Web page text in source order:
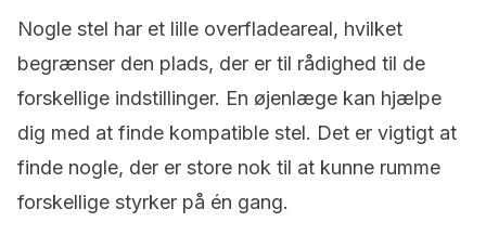
Nogle stel har et lille overfladeareal, hvilket
begrænser den plads, der er til rådighed til de
forskellige indstillinger. En øjenlæge kan hjælpe
dig med at finde kompatible stel. Det er vigtigt at
finde nogle, der er store nok til at kunne rumme
forskellige styrker på én gang.